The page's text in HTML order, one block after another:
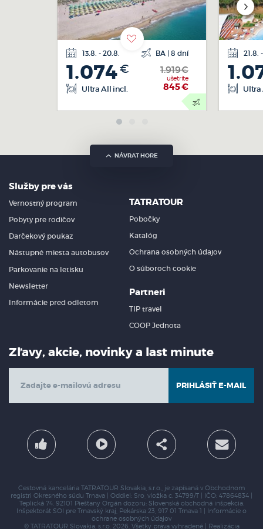
13.8. - 20.8.
1.074€ 1.919€
ušetríte
845€
Ultra All incl.
letecká
doprava
BA | 8 dní 21.8.
Ultra
NÁVRAT HORE
Služby pre vás
Vernostný program
Pobyty pre rodičov
Darčekový poukaz
Nástupné miesta autobusov
Parkovanie na letisku
Newsletter
Informácie pred odletom
TATRATOUR
Pobočky
Katalóg
Ochrana osobných údajov
O súboroch cookie
Partneri
TIP travel
COOP Jednota
Zľavy, akcie, novinky a last minute
PRIHLÁSIŤ E-MAIL
Cestovná kancelária TATRATOUR Slovakia, s.r.o., je zapísaná v Obchodnom
registri Okresného súdu Trnava | Oddiel: Sro, vložka c. 34799/T | IČO: 47864834 |
Teplická 74, 92101 Piešťany Orgán dozoru: Slovenská obchodná inšpekcia,
Inšpektorát SOI pre Trnavský kraj,
Pekárska 23, 917 01 Trnava 1 |
Informácie o
ochrane osobných údajov
© TATRATOUR Slovakia, s.r.o. 2026, Všetky práva vyhradené | Realizácia